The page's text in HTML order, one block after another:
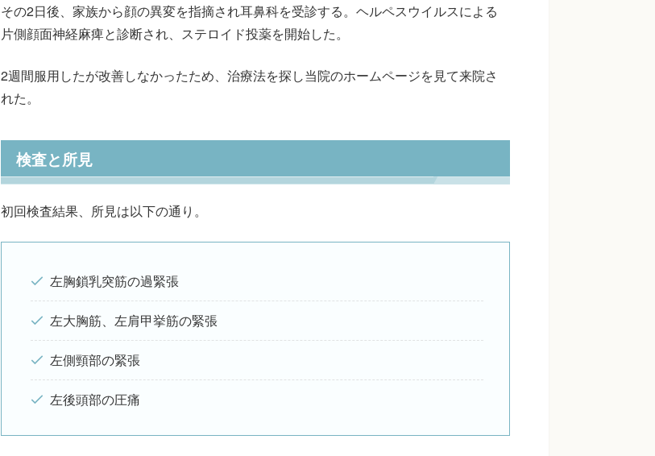
その2日後、家族から顔の異変を指摘され耳鼻科を受診する。ヘルペスウイルスによる
片側顔面神経麻痺と診断され、ステロイド投薬を開始した。
2週間服用したが改善しなかったため、治療法を探し当院のホームページを見て来院さ
れた。
検査と所見
初回検査結果、所見は以下の通り。
左胸鎖乳突筋の過緊張
左大胸筋、左肩甲挙筋の緊張
左側頸部の緊張
左後頭部の圧痛